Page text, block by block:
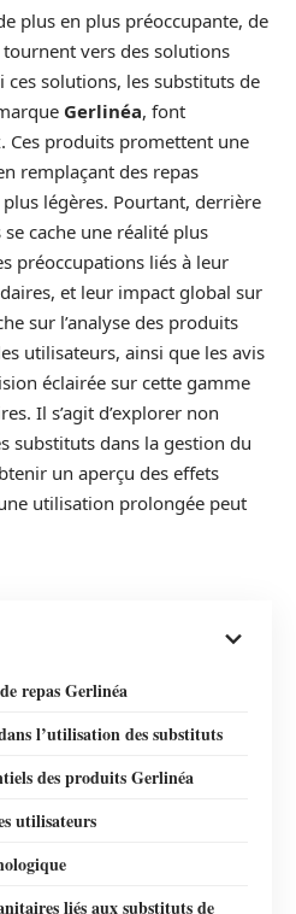
plus en plus préoccupante, de
vers des solutions
solutions, les substituts de
Gerlinéa, font
Ces produits promettent une
remplaçant des repas
légères. Pourtant, derrière
cache une réalité plus
préoccupations liés à leur
et leur impact global sur
sur l’analyse des produits
utilisateurs, ainsi que les avis
éclairée sur cette gamme
Il s’agit d’explorer non
substituts dans la gestion du
un aperçu des effets
utilisation prolongée peut
repas Gerlinéa
l’utilisation des substituts
des produits Gerlinéa
utilisateurs
liés aux substituts de